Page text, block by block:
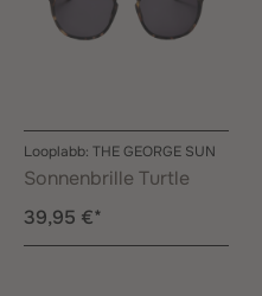
Looplabb: THE GEORGE SUN
Sonnenbrille Turtle
39,95 €*